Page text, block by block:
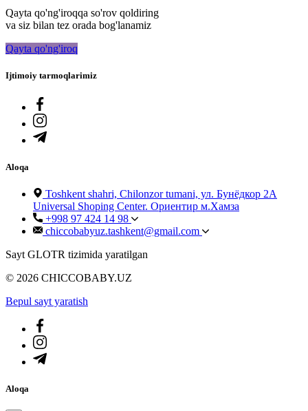
Qayta qo'ng'iroqqa so'rov qoldiring
va siz bilan tez orada bog'lanamiz
Qayta qo'ng'iroq
Ijtimoiy tarmoqlarimiz
Aloqa
Toshkent shahri, Chilonzor tumani, ул. Бунёдкор 2А
Universal Shoping Center. Ориентир м.Хамза
+998 97 424 14 98
chiccobabyuz.tashkent@gmail.com
Sayt GLOTR tizimida yaratilgan
© 2026 CHICCOBABY.UZ
Bepul sayt yaratish
Aloqa